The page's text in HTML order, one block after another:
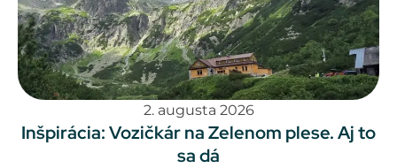
2. augusta 2026
Inšpirácia: Vozičkár na Zelenom plese. Aj to
sa dá